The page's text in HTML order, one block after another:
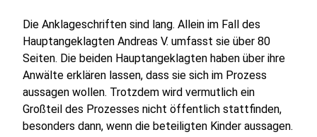
Die Anklageschriften sind lang. Allein im Fall des
Hauptangeklagten Andreas V. umfasst sie über 80
Seiten. Die beiden Hauptangeklagten haben über ihre
Anwälte erklären lassen, dass sie sich im Prozess
aussagen wollen. Trotzdem wird vermutlich ein
Großteil des Prozesses nicht öffentlich stattfinden,
besonders dann, wenn die beteiligten Kinder aussagen.